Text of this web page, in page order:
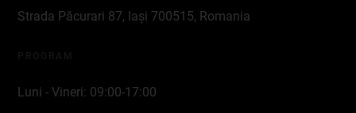
Strada Păcurari 87, Iași 700515, Romania
Luni - Vineri: 09:00-17:00